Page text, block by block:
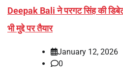
Deepak Bali ने परगट सिंह की डिबेट
भी मुद्दे पर तैयार
January 12, 2026
0